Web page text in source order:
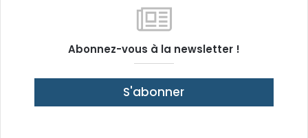
Abonnez-vous à la newsletter !
S'abonner